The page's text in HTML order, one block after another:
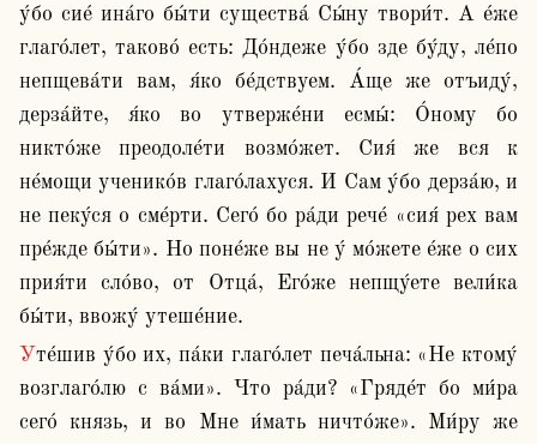
у́бо сие́ ина́го бы́ти существа́ Сы́ну твори́т. А е́же
глаго́лет, таково́ есть: До́ндеже у́бо зде бу́ду, ле́по
непщева́ти вам, я́ко бе́дствуем. А́ще же отъиду́,
дерза́йте, я́ко во утверже́ни есмы́: О́ному бо
никто́же преодоле́ти возмо́жет. Сия́ же вся к
не́мощи ученико́в глаго́лахуся. И Сам у́бо дерза́ю, и
не пеку́ся о сме́рти. Сего́ бо ра́ди рече́ «сия́ рех вам
пре́жде бы́ти». Но поне́же вы не у́ мо́жете е́же о сих
прия́ти сло́во, от Отца́, Его́же непщу́ете вели́ка
бы́ти, ввожу́ утеше́ние.
Уте́шив у́бо их, па́ки глаго́лет печа́льна: «Не ктому́
возглаго́лю с ва́ми». Что ра́ди? «Гряде́т бо ми́ра
сего́ князь, и во Мне и́мать ничто́же». Ми́ру же